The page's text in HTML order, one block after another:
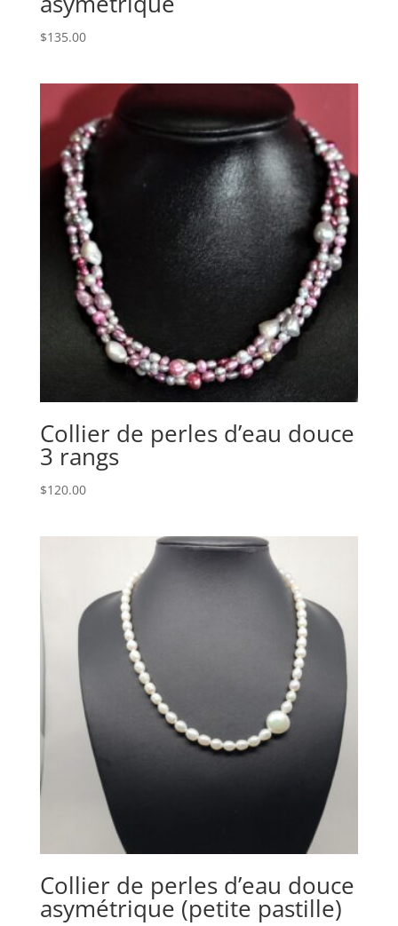
$135.00
Collier de perles d’eau douce
3 rangs
$120.00
Collier de perles d’eau douce
asymétrique (petite pastille)